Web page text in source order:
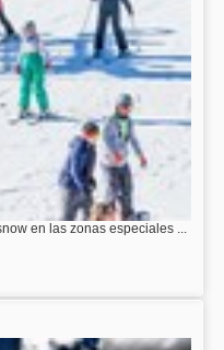
en las zonas especiales ...